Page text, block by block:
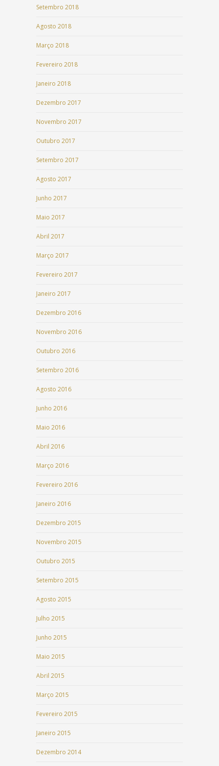
Setembro 2018
Agosto 2018
Março 2018
Fevereiro 2018
Janeiro 2018
Dezembro 2017
Novembro 2017
Outubro 2017
Setembro 2017
Agosto 2017
Junho 2017
Maio 2017
Abril 2017
Março 2017
Fevereiro 2017
Janeiro 2017
Dezembro 2016
Novembro 2016
Outubro 2016
Setembro 2016
Agosto 2016
Junho 2016
Maio 2016
Abril 2016
Março 2016
Fevereiro 2016
Janeiro 2016
Dezembro 2015
Novembro 2015
Outubro 2015
Setembro 2015
Agosto 2015
Julho 2015
Junho 2015
Maio 2015
Abril 2015
Março 2015
Fevereiro 2015
Janeiro 2015
Dezembro 2014